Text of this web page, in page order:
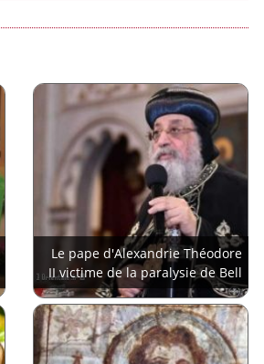
Le pape d'Alexandrie Théodore
II victime de la paralysie de Bell